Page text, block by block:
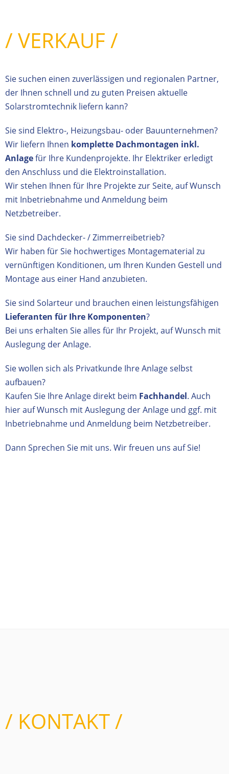
/ VERKAUF /
Sie suchen einen zuverlässigen und regionalen Partner,
der Ihnen schnell und zu guten Preisen aktuelle
Solarstromtechnik liefern kann?
Sie sind Elektro-, Heizungsbau- oder Bauunternehmen?
Wir liefern Ihnen komplette Dachmontagen inkl.
Anlagefür Ihre Kundenprojekte. Ihr Elektriker erledigt
den Anschluss und die Elektroinstallation.
Wir stehen Ihnen für Ihre Projekte zur Seite, auf Wunsch
mit Inbetriebnahme und Anmeldung beim
Netzbetreiber.
Sie sind Dachdecker- / Zimmerreibetrieb?
Wir haben für Sie hochwertiges Montagematerial zu
vernünftigen Konditionen, um Ihren Kunden Gestell und
Montage aus einer Hand anzubieten.
Sie sind Solarteur und brauchen einen leistungsfähigen
Lieferanten für Ihre Komponenten?
Bei uns erhalten Sie alles für Ihr Projekt, auf Wunsch mit
Auslegung der Anlage.
Sie wollen sich als Privatkunde Ihre Anlage selbst
aufbauen?
Kaufen Sie Ihre Anlage direkt beim Fachhandel. Auch
hier auf Wunsch mit Auslegung der Anlage und ggf. mit
Inbetriebnahme und Anmeldung beim Netzbetreiber.
Dann Sprechen Sie mit uns. Wir freuen uns auf Sie!
/ KONTAKT /